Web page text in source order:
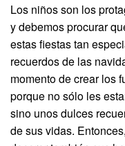
Los niños son los
y debemos procurar
estas fiestas tan
recuerdos de las
momento de crear los
porque no sólo les
sino unos dulces
de sus vidas.